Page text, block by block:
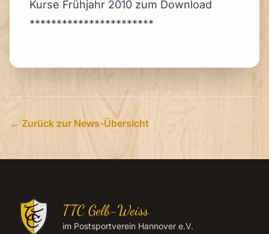
Kurse Frühjahr 2010 zum Download
***********************
← Zurück zur News-Übersicht
TTC Gelb-Weiss
im Postsportverein Hannover e.V.